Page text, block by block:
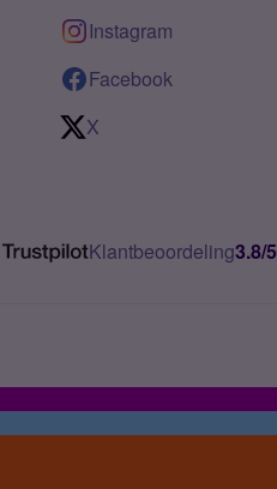
Instagram
Facebook
X
Klantbeoordeling3.8/5